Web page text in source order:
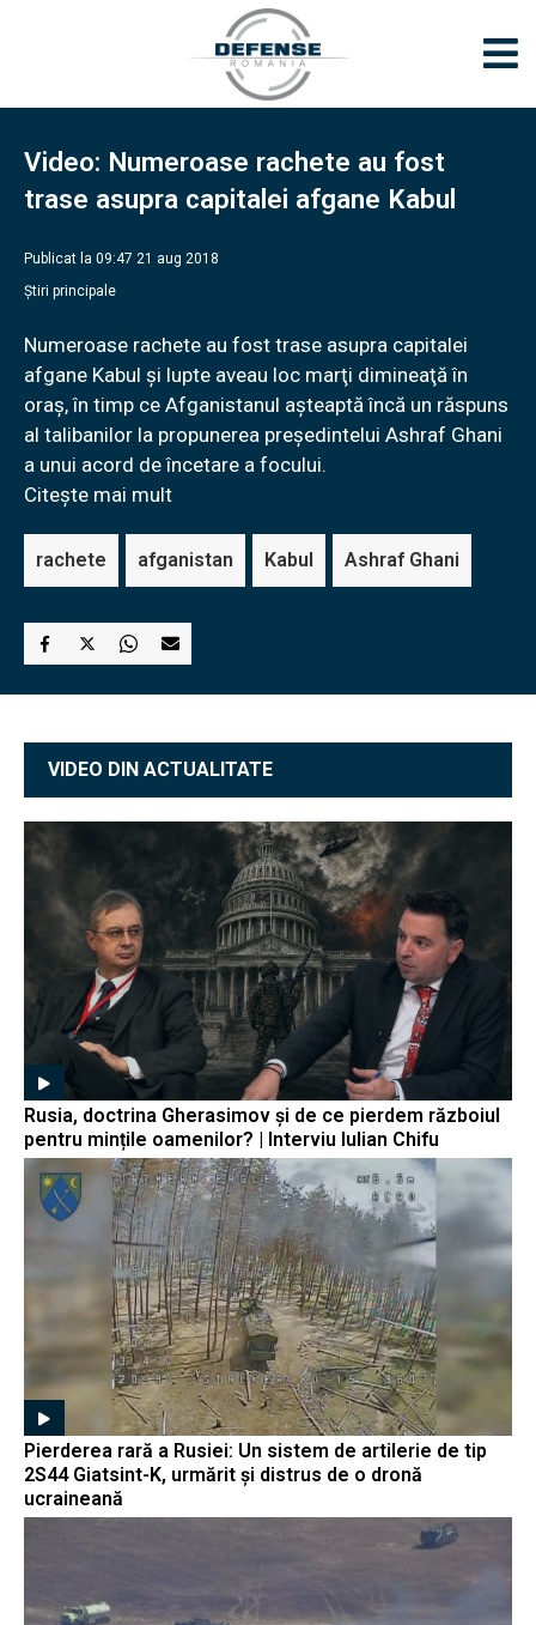
Video: Numeroase rachete au fost
trase asupra capitalei afgane Kabul
Publicat la 09:47 21 aug 2018
Știri principale
Numeroase rachete au fost trase asupra capitalei
afgane Kabul şi lupte aveau loc marţi dimineaţă în
oraş, în timp ce Afganistanul aşteaptă încă un răspuns
al talibanilor la propunerea preşedintelui Ashraf Ghani
a unui acord de încetare a focului.
Citește mai mult
rachete afganistan Kabul Ashraf Ghani
VIDEO DIN ACTUALITATE
Rusia, doctrina Gherasimov și de ce pierdem războiul
pentru mințile oamenilor? | Interviu Iulian Chifu
Pierderea rară a Rusiei: Un sistem de artilerie de tip
2S44 Giatsint-K, urmărit și distrus de o dronă
ucraineană